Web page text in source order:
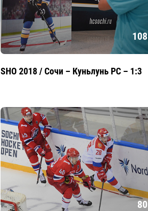
108
SHO 2018 / Сочи – Куньлунь РС – 1:3
80